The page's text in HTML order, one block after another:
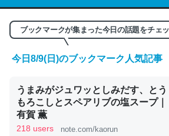
くらい。小説でいう「ずっと前の伏線
ど、短期記憶というには多い分量。進
かりやすく強くなりそう
─GPTの仕組みと限界についての考察（１）
ブックマークが集まった今日の話題をチェッ
今日8/9(日)のブックマーク人気記事
うまみがジュワッとしみだす、とう
もろこしとスペアリブの塩スープ｜
有賀 薫
218 users note.com/kaorun